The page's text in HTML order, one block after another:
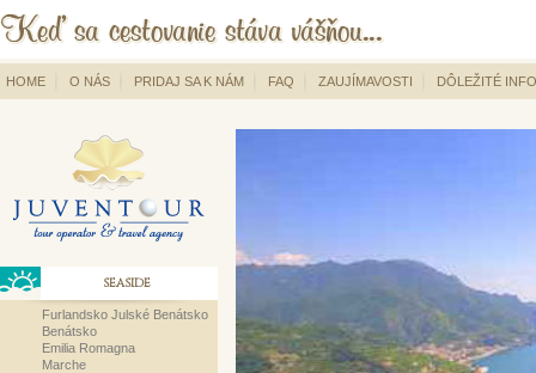
HOME O NÁS PRIDAJ SA K NÁM FAQ ZAUJÍMAVOSTI DÔLEŽITÉ
SEASIDE
Furlandsko Julské Benátsko
Benátsko
Emilia Romagna
Marche